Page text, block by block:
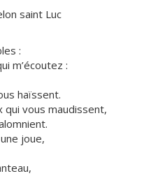
saint Luc
:
m’écoutez :
haïssent.
qui vous maudissent,
joue,